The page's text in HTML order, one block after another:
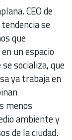
CEO de
se
que
un espacio
socializa, que
ya trabaja en
menos
ambiente y
de la ciudad.